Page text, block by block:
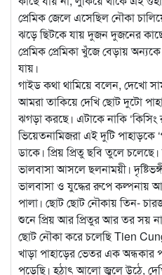
প্রেমিক জেলে এসেছিল নৌকা
ঝড়ে ছিটকে যায় দুজন দুজনের
প্রেমিক প্রেমিকা খুঁজে বেড়ায়
যায়।
গাইড কথা থামিয়ে বলেন, দেখো
আমরা তাকিয়ে দেখি ছোট দুটো
ঝগড়া করছে। এটাকে নাকি
ভিয়েতনামিজরা এই দুটি পাহাড়কে
ডাকে। প্রিয় প্রিতু ছবি তুলে
ভালবাসা আসলে ছলনাময়ী।
ভালবাসা ও যুদ্ধের রুপে কল্পনায়
পালা। ছোট ছোট নৌকায় তিন-
শুনে প্রিয় আর প্রিতুর আর তর সয়
ছোট নৌকা করে চলেছি Tien
খাড়া পাহাড়ের ভেতর এক
পড়েছি। হঠাৎ আলো জ্বলে উঠে,